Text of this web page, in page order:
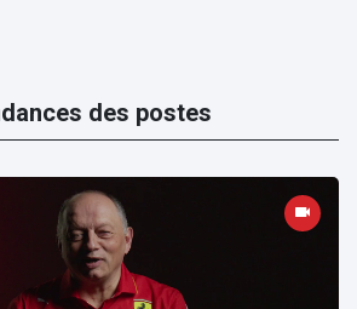
des postes